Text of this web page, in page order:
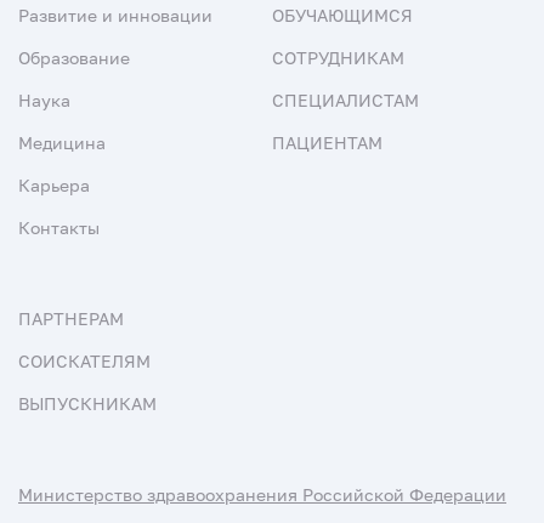
Развитие и инновации
Образование
Наука
Медицина
Карьера
Контакты
ОБУЧАЮЩИМСЯ
СОТРУДНИКАМ
СПЕЦИАЛИСТАМ
ПАЦИЕНТАМ
ПАРТНЕРАМ
СОИСКАТЕЛЯМ
ВЫПУСКНИКАМ
Министерство здравоохранения Российской Федерации